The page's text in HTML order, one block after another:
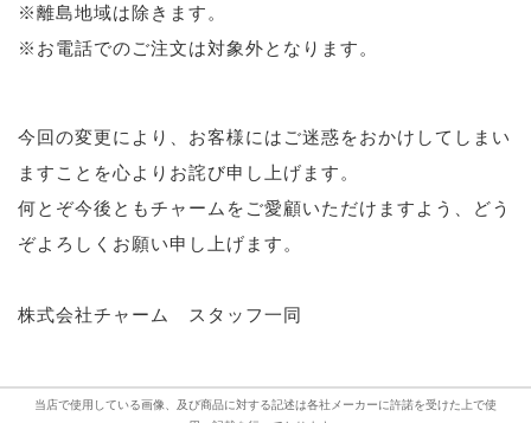
※離島地域は除きます。
※お電話でのご注文は対象外となります。
今回の変更により、お客様にはご迷惑をおかけしてしまい
ますことを心よりお詫び申し上げます。
何とぞ今後ともチャームをご愛顧いただけますよう、どう
ぞよろしくお願い申し上げます。
株式会社チャーム スタッフ一同
当店で使用している画像、及び商品に対する記述は各社メーカーに許諾を受けた上で使